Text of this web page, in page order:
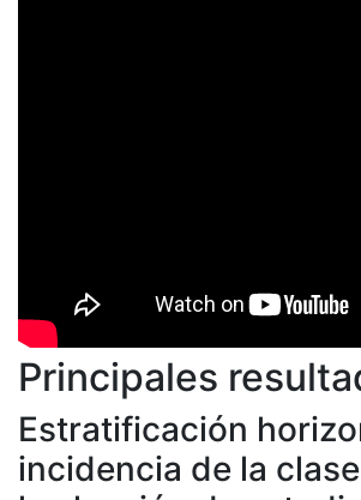
Principales
Estratificación
incidencia de la